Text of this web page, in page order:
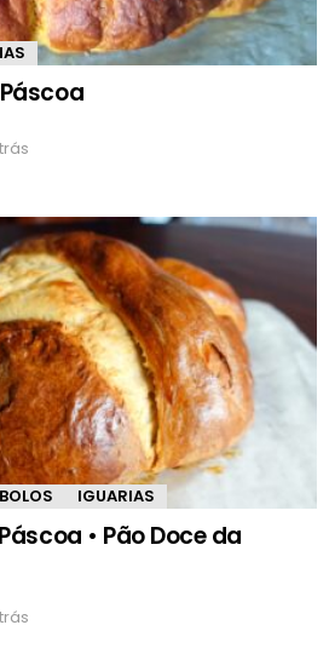
BOLOS IGUARIAS
• Pão Doce da